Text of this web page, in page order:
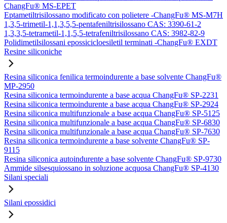
ChangFu® MS-EPET
Eptametiltrisilossano modificato con polietere -ChangFu® MS-M7H
1,3,5-trimetil-1,1,3,5,5-pentafeniltrisilossano CAS: 3390-61-2
1,3,3,5-tetrametil-1,1,5,5-tetrafeniltrisilossano CAS: 3982-82-9
Polidimetilsilossani epossicicloesiletil terminati -ChangFu® EXDT
Resine siliconiche
Resina siliconica fenilica termoindurente a base solvente ChangFu®
MP-2950
Resina siliconica termoindurente a base acqua ChangFu® SP-2231
Resina siliconica termoindurente a base acqua ChangFu® SP-2924
Resina siliconica multifunzionale a base acqua ChangFu® SP-5125
Resina siliconica multifunzionale a base acqua ChangFu® SP-6830
Resina siliconica multifunzionale a base acqua ChangFu® SP-7630
Resina siliconica termoindurente a base solvente ChangFu® SP-
9115
Resina siliconica autoindurente a base solvente ChangFu® SP-9730
Ammide silsesquiossano in soluzione acquosa ChangFu® SP-4130
Silani speciali
Silani epossidici